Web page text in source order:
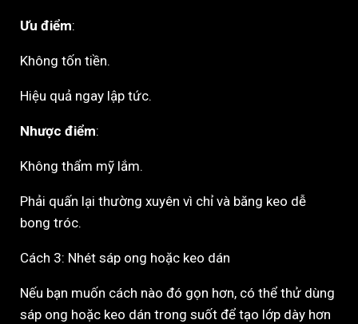
Ưu điểm:
Không tốn tiền.
Hiệu quả ngay lập tức.
Nhược điểm:
Không thẩm mỹ lắm.
Phải quấn lại thường xuyên vì chỉ và băng keo dễ
bong tróc.
Cách 3: Nhét sáp ong hoặc keo dán
Nếu bạn muốn cách nào đó gọn hơn, có thể thử dùng
sáp ong hoặc keo dán trong suốt để tạo lớp dày hơn